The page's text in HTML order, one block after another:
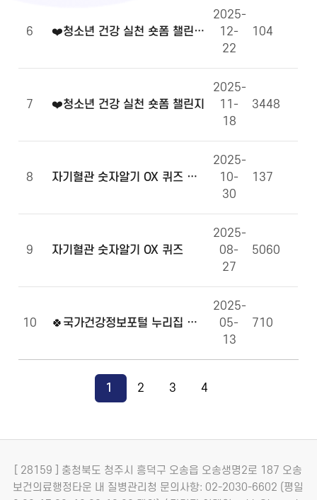
6 ❤️청소년 건강 실천 숏폼 챌린지 당첨자 발표
2025-
12-
22
104
7 ❤️청소년 건강 실천 숏폼 챌린지
2025-
11-
18
3448
8 자기혈관 숫자알기 OX 퀴즈 당첨자 발표
2025-
10-
30
137
9 자기혈관 숫자알기 OX 퀴즈
2025-
08-
27
5060
10 🍀국가건강정보포털 누리집 만족도 조사에 참여해주세요!🍀
2025-
05-
13
710
1 2 3 4
[ 28159 ] 충청북도 청주시 흥덕구 오송읍 오송생명2로 187 오송
보건의료행정타운 내 질병관리청 문의사항: 02-2030-6602 (평일